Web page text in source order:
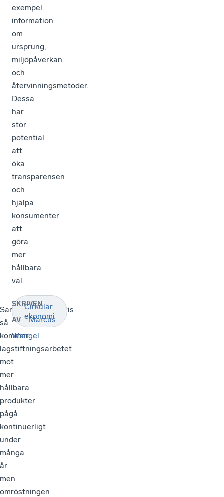
exempel
information
om
ursprung,
miljöpåverkan
och
återvinningsmetoder.
Dessa
har
stor
potential
att
öka
transparensen
och
hjälpa
konsumenter
att
göra
mer
hållbara
val.
Sammanfattningsvis
så
kommer
lagstiftningsarbetet
mot
mer
hållbara
produkter
pågå
kontinuerligt
under
många
år
men
omröstningen
Cirkulär
ekonomi
SKRIVEN
AV
Marcus
Wangel